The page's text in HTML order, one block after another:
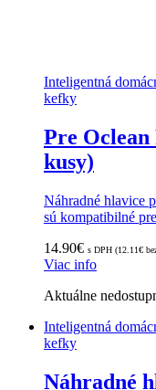
Inteligentná
kefky
Pre Oclean
kusy)
Náhradné hlavice
sú kompatibilné
14.90€ s DPH (12.11€
Viac info
Aktuálne
Inteligentná
kefky
Náhradné